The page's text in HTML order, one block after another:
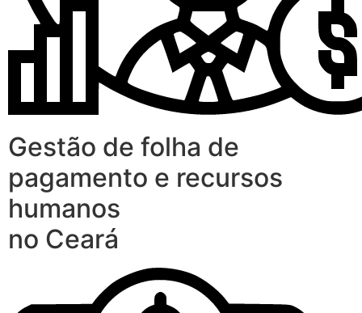
Gestão de folha de
pagamento e recursos
humanos
no Ceará